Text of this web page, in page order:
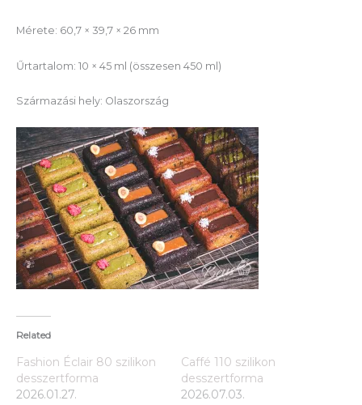
Mérete: 60,7 × 39,7 × 26 mm
Űrtartalom: 10 × 45 ml (összesen 450 ml)
Származási hely: Olaszország
Related
Fashion Éclair 80 szilikon
desszertforma
2026.01.27.
Caffé 110 szilikon
desszertforma
2026.07.03.